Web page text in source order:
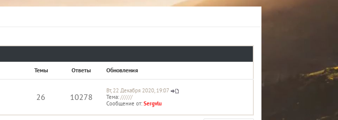
Темы Ответы Обновления
26 10278
Вт, 22 Декабря 2020, 19:07
Тема: //////
Сообщение от: Sergvlu